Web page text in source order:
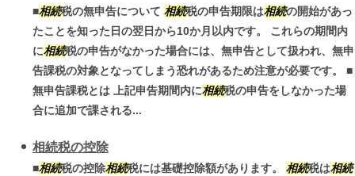
■相続税の無申告について 相続税の申告期限は相続の開始があっ
たことを知った日の翌日から10か月以内です。 これらの期間内
に相続税の申告がなかった場合には、無申告として扱われ、無申
告課税の対象となってしまう恐れがあるため注意が必要です。 ■
無申告課税とは 上記申告期間内に相続税の申告をしなかった場
合に追加で課される...
相続税の控除
■相続税の控除相続税には基礎控除額があります。 相続税は相続